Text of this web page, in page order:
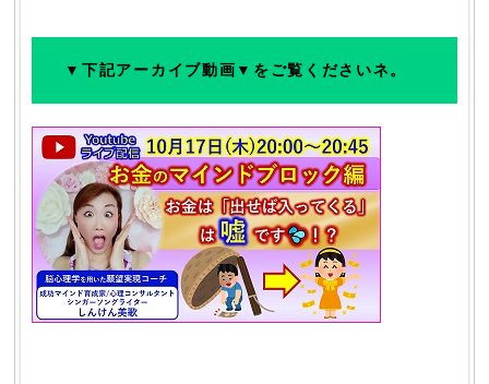
▼下記アーカイブ動画▼をご覧くださいネ。